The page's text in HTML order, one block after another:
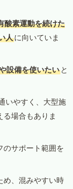
酸素運動を続けた
人に向いていま
設備を使いたい と
いやすく、大型施
場合もありま
のサポート範囲を
め、混みやすい時